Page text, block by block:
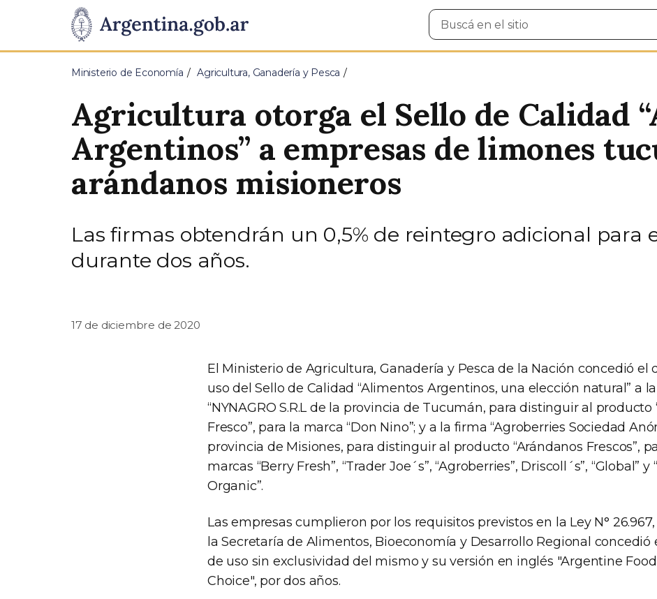
Presidencia
de
Pasar al contenido principal
Buscar
en
Ministerio de Economía Agricultura, Ganadería y Pesca
Agricultura otorga el Sello de Calidad
Argentinos” a empresas de limones
arándanos misioneros
Las firmas obtendrán un 0,5% de reintegro adicional para
durante dos años.
17 de diciembre de 2020
El Ministerio de Agricultura, Ganadería y Pesca de la Nación concedió el
uso del Sello de Calidad “Alimentos Argentinos, una elección natural” a
“NYNAGRO S.R.L de la provincia de Tucumán, para distinguir al producto
Fresco”, para la marca “Don Nino”; y a la firma “Agroberries Sociedad
provincia de Misiones, para distinguir al producto “Arándanos Frescos”,
marcas “Berry Fresh”, “Trader Joe´s”, “Agroberries”, Driscoll´s”, “Global” y
Organic”.
Las empresas cumplieron por los requisitos previstos en la Ley N°
la Secretaría de Alimentos, Bioeconomía y Desarrollo Regional concedió
de uso sin exclusividad del mismo y su versión en inglés "Argentine Food
Choice", por dos años.